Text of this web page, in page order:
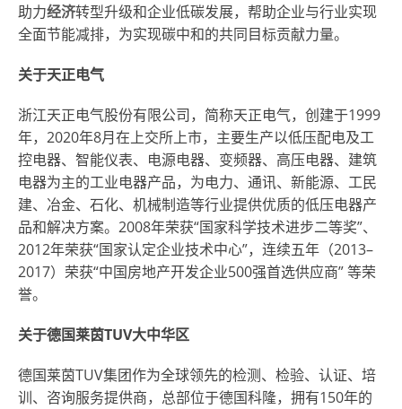
助力经济转型升级和企业低碳发展，帮助企业与行业实现
全面节能减排，为实现碳中和的共同目标贡献力量。
关于天正电气
浙江天正电气股份有限公司，简称天正电气，创建于1999
年，2020年8月在上交所上市，主要生产以低压配电及工
控电器、智能仪表、电源电器、变频器、高压电器、建筑
电器为主的工业电器产品，为电力、通讯、新能源、工民
建、冶金、石化、机械制造等行业提供优质的低压电器产
品和解决方案。2008年荣获“国家科学技术进步二等奖”、
2012年荣获“国家认定企业技术中心”， 连续五年（2013–
2017）荣获“中国房地产开发企业500强首选供应商” 等荣
誉。
关于德国莱茵TUV大中华区
德国莱茵TUV集团作为全球领先的检测、检验、认证、培
训、咨询服务提供商，总部位于德国科隆，拥有150年的